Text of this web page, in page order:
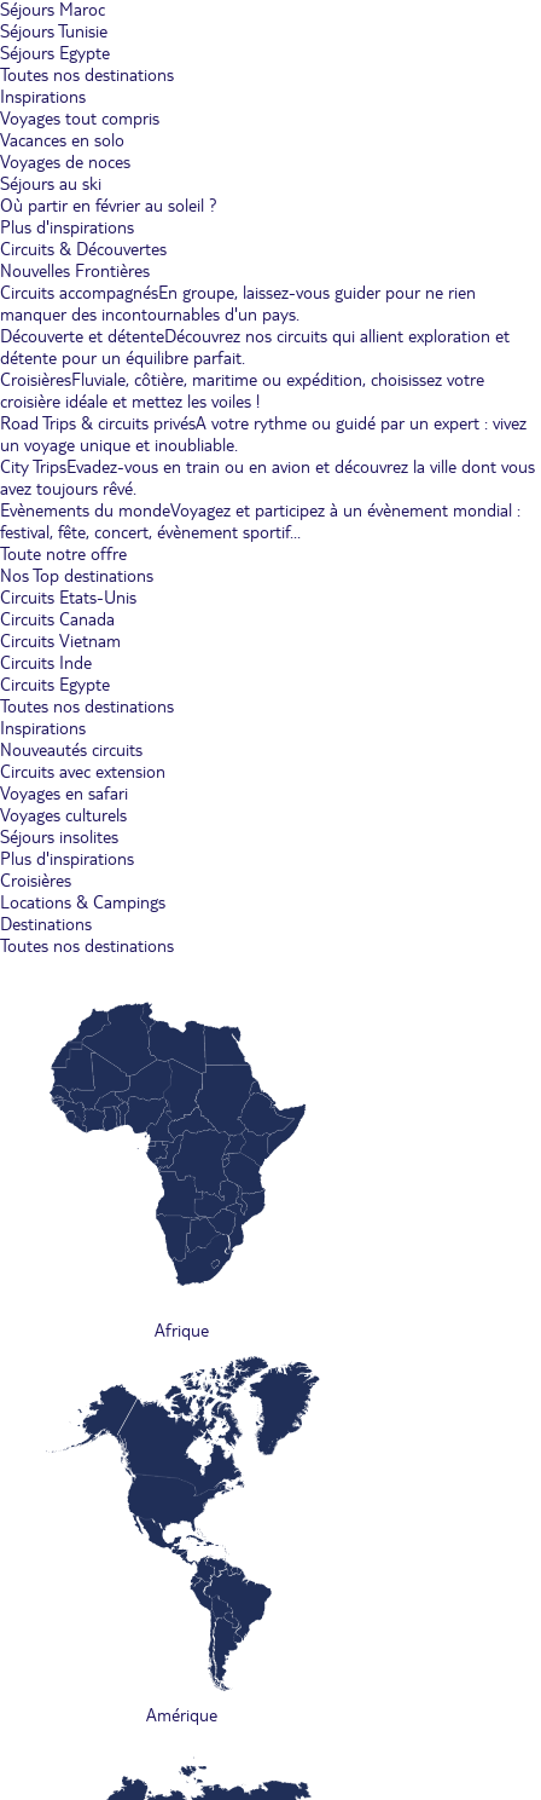
Séjours Maroc
Séjours Tunisie
Séjours Egypte
Toutes nos destinations
Inspirations
Voyages tout compris
Vacances en solo
Voyages de noces
Séjours au ski
Où partir en février au soleil ?
Plus d'inspirations
Circuits & Découvertes
Nouvelles Frontières
Circuits accompagnésEn groupe, laissez-vous guider pour ne rien
manquer des incontournables d'un pays.
Découverte et détenteDécouvrez nos circuits qui allient exploration et
détente pour un équilibre parfait.
CroisièresFluviale, côtière, maritime ou expédition, choisissez votre
croisière idéale et mettez les voiles !
Road Trips & circuits privésA votre rythme ou guidé par un expert : vivez
un voyage unique et inoubliable.
City TripsEvadez-vous en train ou en avion et découvrez la ville dont vous
avez toujours rêvé.
Evènements du mondeVoyagez et participez à un évènement mondial :
festival, fête, concert, évènement sportif...
Toute notre offre
Nos Top destinations
Circuits Etats-Unis
Circuits Canada
Circuits Vietnam
Circuits Inde
Circuits Egypte
Toutes nos destinations
Inspirations
Nouveautés circuits
Circuits avec extension
Voyages en safari
Voyages culturels
Séjours insolites
Plus d'inspirations
Croisières
Locations & Campings
Destinations
Toutes nos destinations
Afrique
Amérique